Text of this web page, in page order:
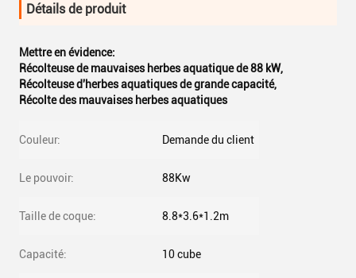
Détails de produit
Mettre en évidence:
Récolteuse de mauvaises herbes aquatique de 88 kW,
Récolteuse d'herbes aquatiques de grande capacité,
Récolte des mauvaises herbes aquatiques
Couleur: Demande du client
Le pouvoir: 88Kw
Taille de coque: 8.8*3.6*1.2m
Capacité: 10 cube